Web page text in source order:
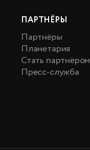
ПАРТНЁРЫ
Партнёры
Планетария
Стать партнёром
Пресс-служба